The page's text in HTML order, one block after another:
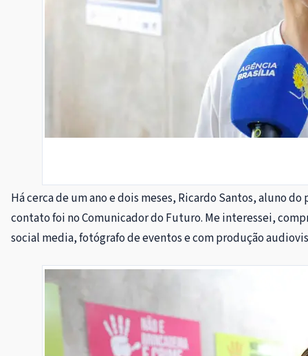
Há cerca de um ano e dois meses, Ricardo Santos, aluno
contato foi no Comunicador do Futuro. Me interessei,
social media, fotógrafo de eventos e com produção